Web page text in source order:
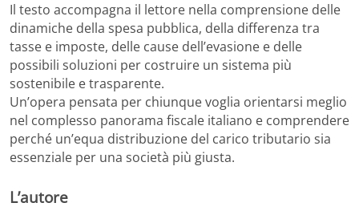
Il testo accompagna il lettore nella comprensione delle
dinamiche della spesa pubblica, della differenza tra
tasse e imposte, delle cause dell’evasione e delle
possibili soluzioni per costruire un sistema più
sostenibile e trasparente.
Un’opera pensata per chiunque voglia orientarsi meglio
nel complesso panorama fiscale italiano e comprendere
perché un’equa distribuzione del carico tributario sia
essenziale per una società più giusta.
L’autore